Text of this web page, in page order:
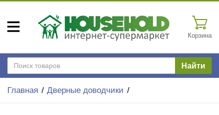
Корзина
Найти
Главная Дверные доводчики